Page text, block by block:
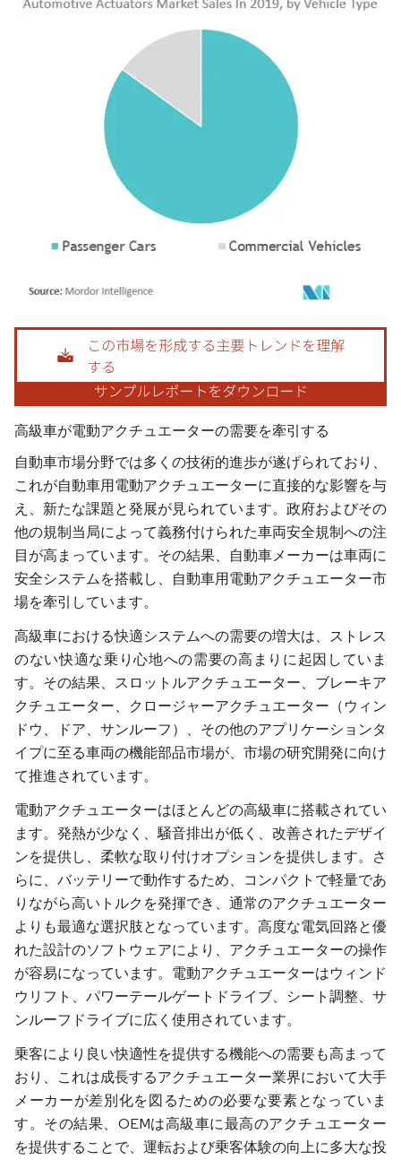
画像 © Mordor Intelligence。再利用にはCC BY 4.0の表示が必要です。
高級車が電動アクチュエーターの需要を牽引する
自動車市場分野では多くの技術的進歩が遂げられており、
これが自動車用電動アクチュエーターに直接的な影響を与
え、新たな課題と発展が見られています。政府およびその
他の規制当局によって義務付けられた車両安全規制への注
目が高まっています。その結果、自動車メーカーは車両に
安全システムを搭載し、自動車用電動アクチュエーター市
場を牽引しています。
高級車における快適システムへの需要の増大は、ストレス
のない快適な乗り心地への需要の高まりに起因していま
す。その結果、スロットルアクチュエーター、ブレーキア
クチュエーター、クロージャーアクチュエーター（ウィン
ドウ、ドア、サンルーフ）、その他のアプリケーションタ
イプに至る車両の機能部品市場が、市場の研究開発に向け
て推進されています。
電動アクチュエーターはほとんどの高級車に搭載されてい
ます。発熱が少なく、騒音排出が低く、改善されたデザイ
ンを提供し、柔軟な取り付けオプションを提供します。さ
らに、バッテリーで動作するため、コンパクトで軽量であ
りながら高いトルクを発揮でき、通常のアクチュエーター
よりも最適な選択肢となっています。高度な電気回路と優
れた設計のソフトウェアにより、アクチュエーターの操作
が容易になっています。電動アクチュエーターはウィンド
ウリフト、パワーテールゲートドライブ、シート調整、サ
ンルーフドライブに広く使用されています。
乗客により良い快適性を提供する機能への需要も高まって
おり、これは成長するアクチュエーター業界において大手
メーカーが差別化を図るための必要な要素となっていま
す。その結果、OEMは高級車に最高のアクチュエーター
を提供することで、運転および乗客体験の向上に多大な投